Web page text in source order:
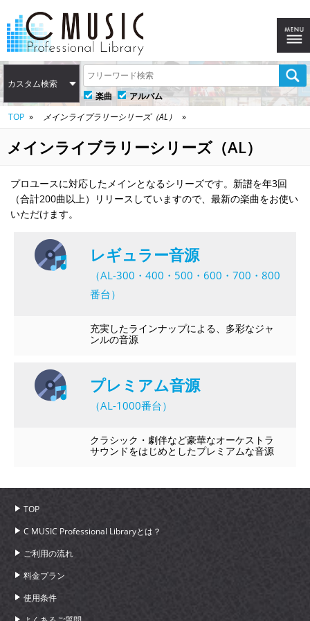
カスタム検索
楽曲
アルバム
TOP
メインライブラリーシリーズ（AL）
メインライブラリーシリーズ（AL）
プロユースに対応したメインとなるシリーズです。新譜を年3回
（合計200曲以上）リリースしていますので、最新の楽曲をお使い
いただけます。
レギュラー音源
（AL-300・400・500・600・700・800
番台）
充実したラインナップによる、多彩なジャ
ンルの音源
プレミアム音源
（AL-1000番台）
クラシック・劇伴など豪華なオーケストラ
サウンドをはじめとしたプレミアムな音源
TOP
C MUSIC Professional Libraryとは？
ご利用の流れ
料金プラン
使用条件